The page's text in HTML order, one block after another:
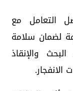
التعامل مع
لضمان سلامة
والإنقاذ